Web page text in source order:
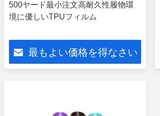
500ヤード最小注文高耐久性履物環
境に優しいTPUフィルム
最もよい価格を得なさい